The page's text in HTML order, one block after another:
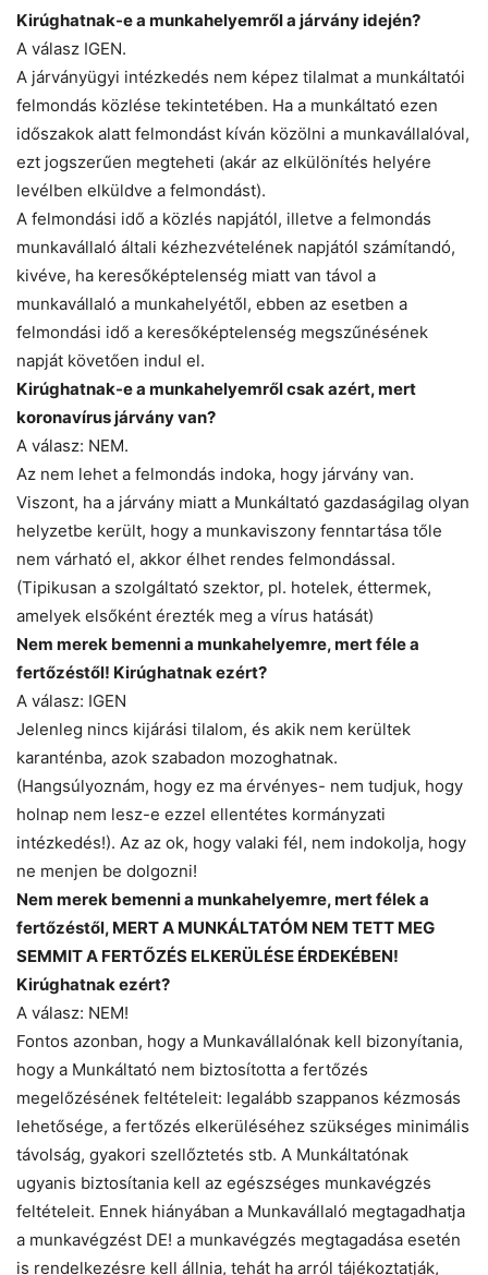
Kirúghatnak-e a munkahelyemről a járvány idején?
A válasz IGEN.
A járványügyi intézkedés nem képez tilalmat a munkáltatói
felmondás közlése tekintetében. Ha a munkáltató ezen
időszakok alatt felmondást kíván közölni a munkavállalóval,
ezt jogszerűen megteheti (akár az elkülönítés helyére
levélben elküldve a felmondást).
A felmondási idő a közlés napjától, illetve a felmondás
munkavállaló általi kézhezvételének napjától számítandó,
kivéve, ha keresőképtelenség miatt van távol a
munkavállaló a munkahelyétől, ebben az esetben a
felmondási idő a keresőképtelenség megszűnésének
napját követően indul el.
Kirúghatnak-e a munkahelyemről csak azért, mert
koronavírus járvány van?
A válasz: NEM.
Az nem lehet a felmondás indoka, hogy járvány van.
Viszont, ha a járvány miatt a Munkáltató gazdaságilag olyan
helyzetbe került, hogy a munkaviszony fenntartása tőle
nem várható el, akkor élhet rendes felmondással.
(Tipikusan a szolgáltató szektor, pl. hotelek, éttermek,
amelyek elsőként érezték meg a vírus hatását)
Nem merek bemenni a munkahelyemre, mert féle a
fertőzéstől! Kirúghatnak ezért?
A válasz: IGEN
Jelenleg nincs kijárási tilalom, és akik nem kerültek
karanténba, azok szabadon mozoghatnak.
(Hangsúlyoznám, hogy ez ma érvényes- nem tudjuk, hogy
holnap nem lesz-e ezzel ellentétes kormányzati
intézkedés!). Az az ok, hogy valaki fél, nem indokolja, hogy
ne menjen be dolgozni!
Nem merek bemenni a munkahelyemre, mert félek a
fertőzéstől, MERT A MUNKÁLTATÓM NEM TETT MEG
SEMMIT A FERTŐZÉS ELKERÜLÉSE ÉRDEKÉBEN!
Kirúghatnak ezért?
A válasz: NEM!
Fontos azonban, hogy a Munkavállalónak kell bizonyítania,
hogy a Munkáltató nem biztosította a fertőzés
megelőzésének feltételeit: legalább szappanos kézmosás
lehetősége, a fertőzés elkerüléséhez szükséges minimális
távolság, gyakori szellőztetés stb. A Munkáltatónak
ugyanis biztosítania kell az egészséges munkavégzés
feltételeit. Ennek hiányában a Munkavállaló megtagadhatja
a munkavégzést DE! a munkavégzés megtagadása esetén
is rendelkezésre kell állnia, tehát ha arról tájékoztatják,